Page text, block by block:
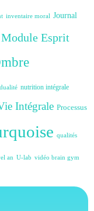
inventaire moral Journal
Module Esprit
nutrition intégrale
Intégrale Processus
qualités
an U-lab vidéo brain gym